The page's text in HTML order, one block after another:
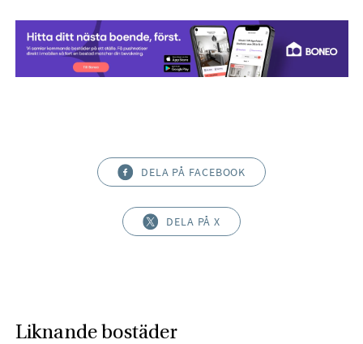
DELA PÅ FACEBOOK
DELA PÅ X
Liknande bostäder